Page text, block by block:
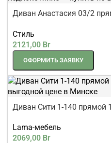
Диван Анастасия 03/2
Стиль
2121,00 Br
ОФОРМИТЬ ЗАЯВКУ
Диван Сити 1-140 прямой
Lama-мебель
2069,00 Br